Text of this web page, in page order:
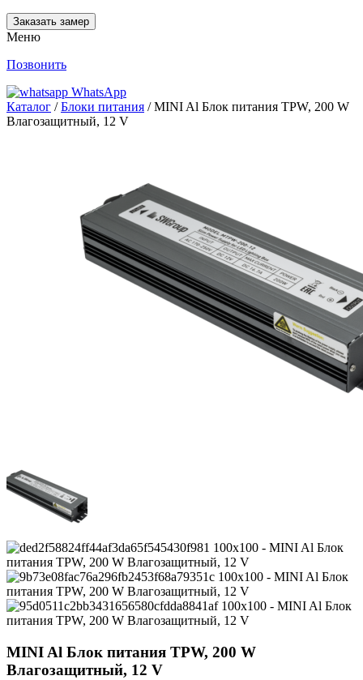
Заказать замер
Меню
Позвонить
WhatsApp
Каталог /Блоки питания / MINI Al Блок питания TPW, 200 W
Влагозащитный, 12 V
MINI Al Блок питания TPW, 200 W
Влагозащитный, 12 V